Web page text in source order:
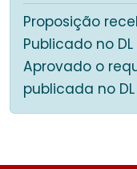
Proposição
Publicado no
Aprovado o
publicada no